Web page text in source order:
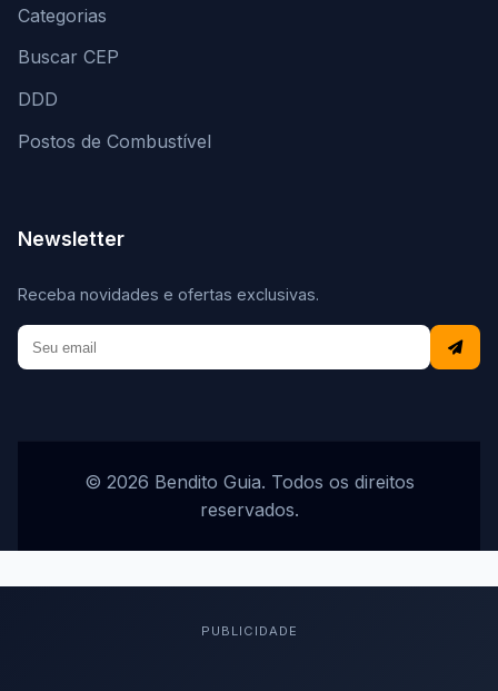
Categorias
Buscar CEP
DDD
Postos de Combustível
Newsletter
Receba novidades e ofertas exclusivas.
© 2026 Bendito Guia. Todos os direitos
reservados.